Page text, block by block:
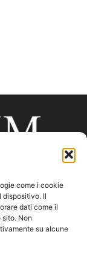
come i cookie
dispositivo. Il
dati come il
Non
su alcune